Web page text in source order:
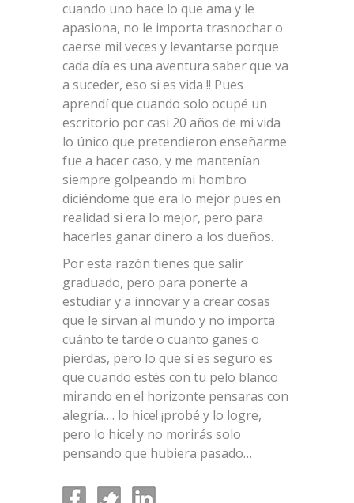
cuando uno hace lo que ama y le
apasiona, no le importa trasnochar o
caerse mil veces y levantarse porque
cada día es una aventura saber que va
a suceder, eso si es vida !! Pues
aprendí que cuando solo ocupé un
escritorio por casi 20 años de mi vida
lo único que pretendieron enseñarme
fue a hacer caso, y me mantenían
siempre golpeando mi hombro
diciéndome que era lo mejor pues en
realidad si era lo mejor, pero para
hacerles ganar dinero a los dueños.
Por esta razón tienes que salir
graduado, pero para ponerte a
estudiar y a innovar y a crear cosas
que le sirvan al mundo y no importa
cuánto te tarde o cuanto ganes o
pierdas, pero lo que sí es seguro es
que cuando estés con tu pelo blanco
mirando en el horizonte pensaras con
alegría…. lo hice! ¡probé y lo logre,
pero lo hice! y no morirás solo
pensando que hubiera pasado…